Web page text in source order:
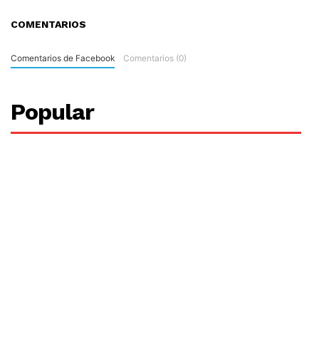
COMENTARIOS
Comentarios de Facebook Comentarios (0)
Popular